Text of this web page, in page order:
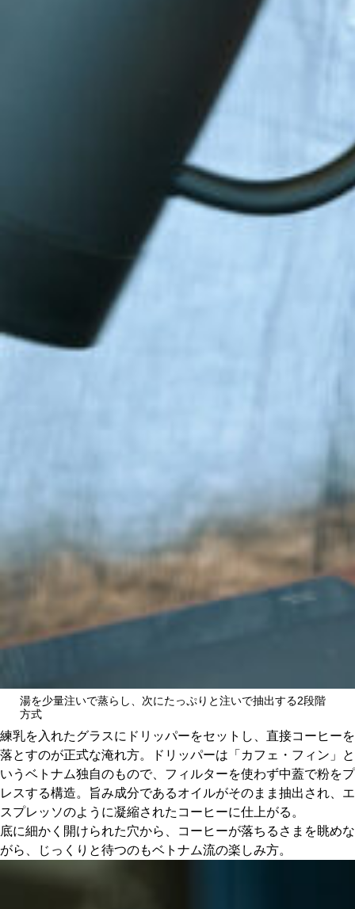
湯を少量注いで蒸らし、次にたっぷりと注いで抽出する2段階
方式
練乳を入れたグラスにドリッパーをセットし、直接コーヒーを
落とすのが正式な淹れ方。ドリッパーは「カフェ・フィン」と
いうベトナム独自のもので、フィルターを使わず中蓋で粉をプ
レスする構造。旨み成分であるオイルがそのまま抽出され、エ
スプレッソのように凝縮されたコーヒーに仕上がる。
底に細かく開けられた穴から、コーヒーが落ちるさまを眺めな
がら、じっくりと待つのもベトナム流の楽しみ方。